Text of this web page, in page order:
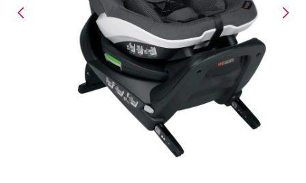
Με την προσφορά
θα λάβεις δωρεάν το είδος με τη
χαμηλότερη τιμή αν αγοράσεις τουλάχιστον
Με την προσφοράκερδίζεις έκπτωσηστο καλάθι, αν
αγοράσεις τουλάχιστονμε την ειδική σήμανση.
ΠΗΓΑΙΝΕ ΣΤΟ ΚΑΛΑΘΙ
Είναι για δώρο;
ΝΑΙ